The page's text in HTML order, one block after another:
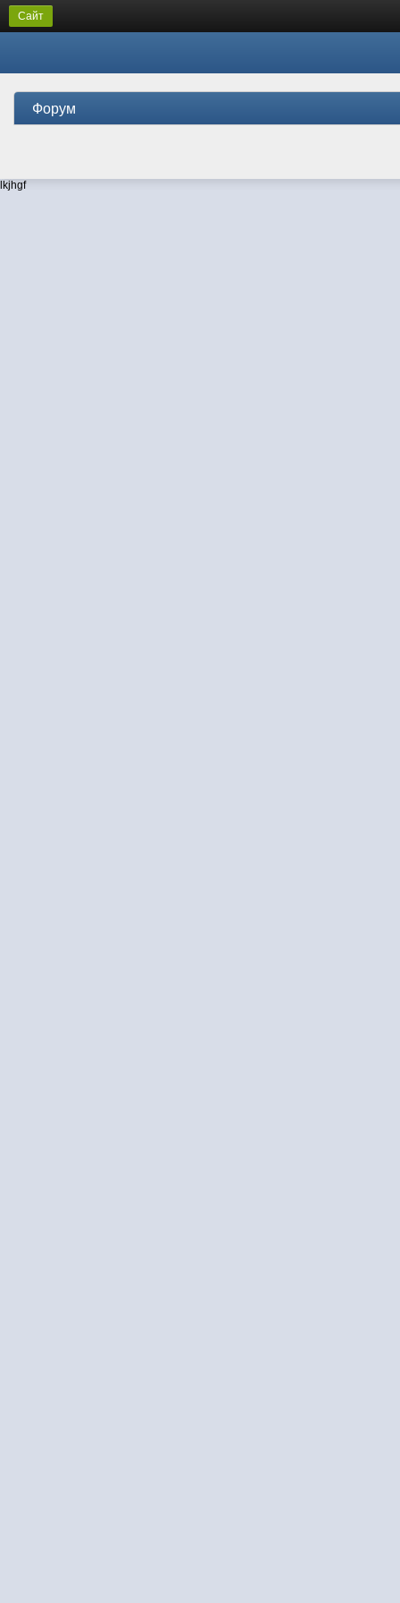
Сайт
Форум
lkjhgf